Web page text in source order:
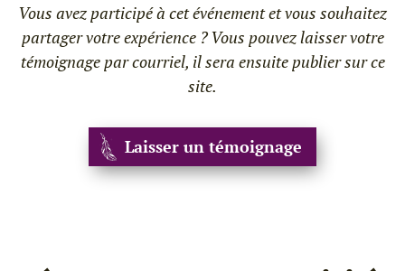
Vous avez participé à cet événement et vous souhaitez
partager votre expérience ? Vous pouvez laisser votre
témoignage par courriel, il sera ensuite publier sur ce
site.
Laisser un témoignage